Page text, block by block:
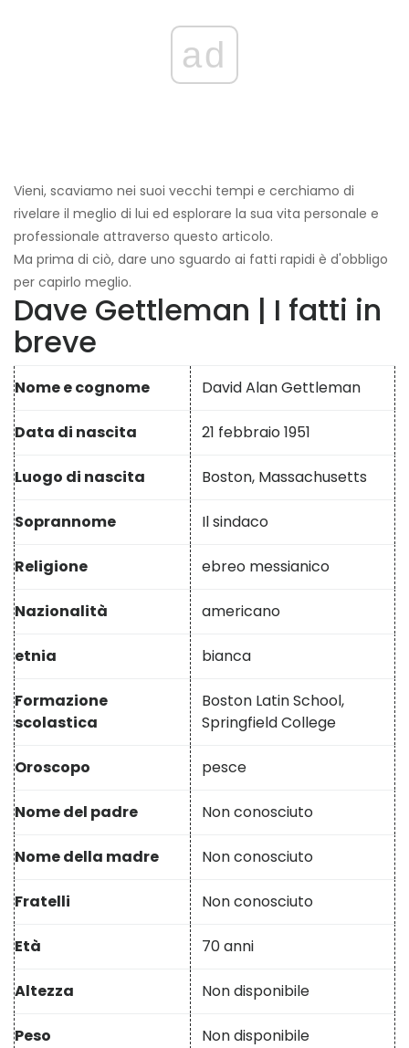
ad
Vieni, scaviamo nei suoi vecchi tempi e cerchiamo di
rivelare il meglio di lui ed esplorare la sua vita personale e
professionale attraverso questo articolo.
Ma prima di ciò, dare uno sguardo ai fatti rapidi è d'obbligo
per capirlo meglio.
Dave Gettleman | I fatti in
breve
Nome e cognome David Alan Gettleman
Data di nascita 21 febbraio 1951
Luogo di nascita Boston, Massachusetts
Soprannome Il sindaco
Religione ebreo messianico
Nazionalità americano
etnia bianca
Formazione
scolastica
Boston Latin School,
Springfield College
Oroscopo pesce
Nome del padre Non conosciuto
Nome della madre Non conosciuto
Fratelli Non conosciuto
Età 70 anni
Altezza Non disponibile
Peso Non disponibile